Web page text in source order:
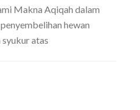
Makna Aqiqah dalam
hewan
atas